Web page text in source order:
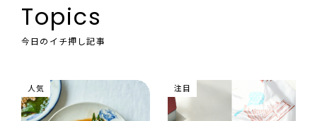
Topics
今日のイチ押し記事
人気 注目